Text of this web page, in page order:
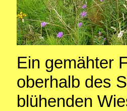
Ein gemähter
oberhalb des
blühenden